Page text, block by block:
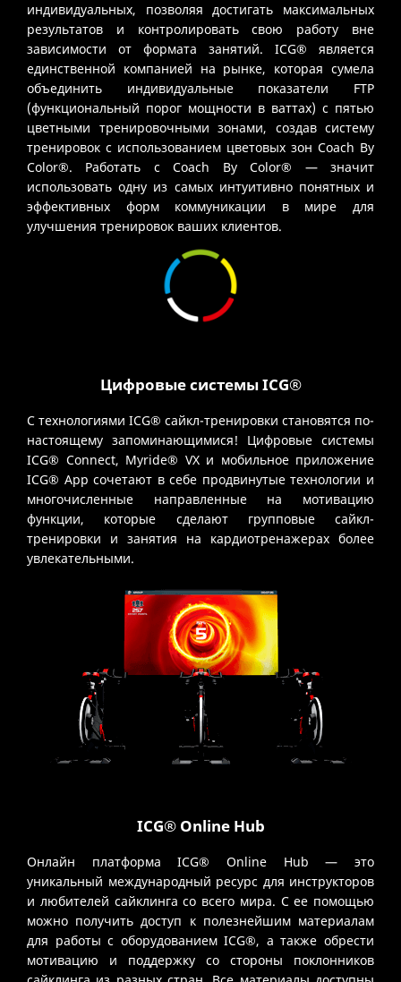
индивидуальных, позволяя достигать максимальных
результатов и контролировать свою работу вне
зависимости от формата занятий. ICG® является
единственной компанией на рынке, которая сумела
объединить индивидуальные показатели FTP
(функциональный порог мощности в ваттах) с пятью
цветными тренировочными зонами, создав систему
тренировок с использованием цветовых зон Coach By
Color®. Работать с Coach By Color® — значит
использовать одну из самых интуитивно понятных и
эффективных форм коммуникации в мире для
улучшения тренировок ваших клиентов.
Цифровые системы ICG®
С технологиями ICG® сайкл-тренировки становятся по-
настоящему запоминающимися! Цифровые системы
ICG® Connect, Myride® VX и мобильное приложение
ICG® App сочетают в себе продвинутые технологии и
многочисленные направленные на мотивацию
функции, которые сделают групповые сайкл-
тренировки и занятия на кардиотренажерах более
увлекательными.
ICG® Online Hub
Онлайн платформа ICG® Online Hub — это
уникальный международный ресурс для инструкторов
и любителей сайклинга со всего мира. С ее помощью
можно получить доступ к полезнейшим материалам
для работы с оборудованием ICG®, а также обрести
мотивацию и поддержку со стороны поклонников